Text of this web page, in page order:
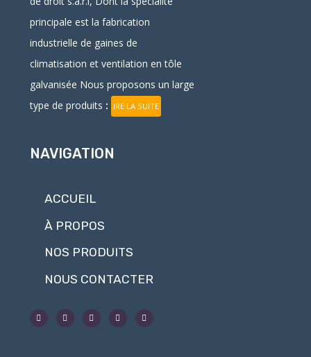
principale est la fabrication
industrielle de gaines de
climatisation et ventilation entôle
galvanisée Nous proposons un large
type de produits : IRE LA SUITE
NAVIGATION
ACCUEIL
À PROPOS
NOS PRODUITS
NOUS CONTACTER